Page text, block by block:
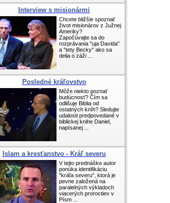
Interview s misionármi
Chcete bližšie spoznať
život misionárov z Južnej
Ameriky?
Započúvajte sa do
rozprávania "uja Davida"
a "tety Becky" ako sa
delia o záži ...
Posledné kráľovstvo
Môže niekto poznať
budúcnosť? Čím sa
odlišuje Biblia od
ostatných kníh? Sledujte
udalosti predpovedané v
biblickej knihe Daniel,
napísanej ...
Islam a kresťanstvo - Kráľ severu
V tejto prednáške autor
ponúka identifikáciu
"kráľa severu", ktorá je
pevne založená na
paralelných výkladoch
viacerých proroctiev v
Písm ...